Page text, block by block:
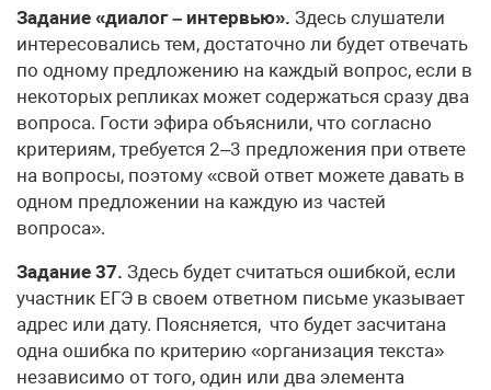
Задание «диалог – интервью». Здесь слушатели
интересовались тем, достаточно ли будет отвечать
по одному предложению на каждый вопрос, если в
некоторых репликах может содержаться сразу два
вопроса. Гости эфира объяснили, что согласно
критериям, требуется 2–3 предложения при ответе
на вопросы, поэтому «свой ответ можете давать в
одном предложении на каждую из частей
вопроса».
Задание 37. Здесь будет считаться ошибкой, если
участник ЕГЭ в своем ответном письме указывает
адрес или дату. Поясняется, что будет засчитана
одна ошибка по критерию «организация текста»
независимо от того, один или два элемента